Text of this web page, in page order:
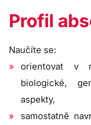
Profil
Naučíte se:
orientovat v
biologické,
aspekty,
samostatně